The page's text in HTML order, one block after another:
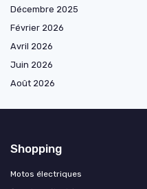
Décembre 2025
Février 2026
Avril 2026
Juin 2026
Août 2026
Shopping
Motos électriques